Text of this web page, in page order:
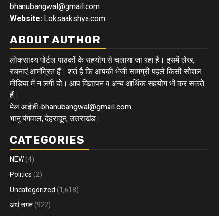
bhanubangwal@gmail.com
Website: Loksaakshya.com
ABOUT AUTHOR
लोकसाक्ष्य पोर्टल पाठकों के सहयोग से चलाया जा रहा है। इसमें लेख,
रचनाएं आमंत्रित हैं। शर्त है कि आपकी भेजी सामग्री पहले किसी सोशल
मीडिया में न लगी हो। आप विज्ञापन व अन्य आर्थिक सहयोग भी कर सकते
हैं।
मेल आईडी-bhanubangwal@gmail.com
भानु बंगवाल, देहरादून, उत्तराखंड।
CATEGORIES
NEW (4)
Politics (2)
Uncategorized (1,618)
अर्थ जगत (922)